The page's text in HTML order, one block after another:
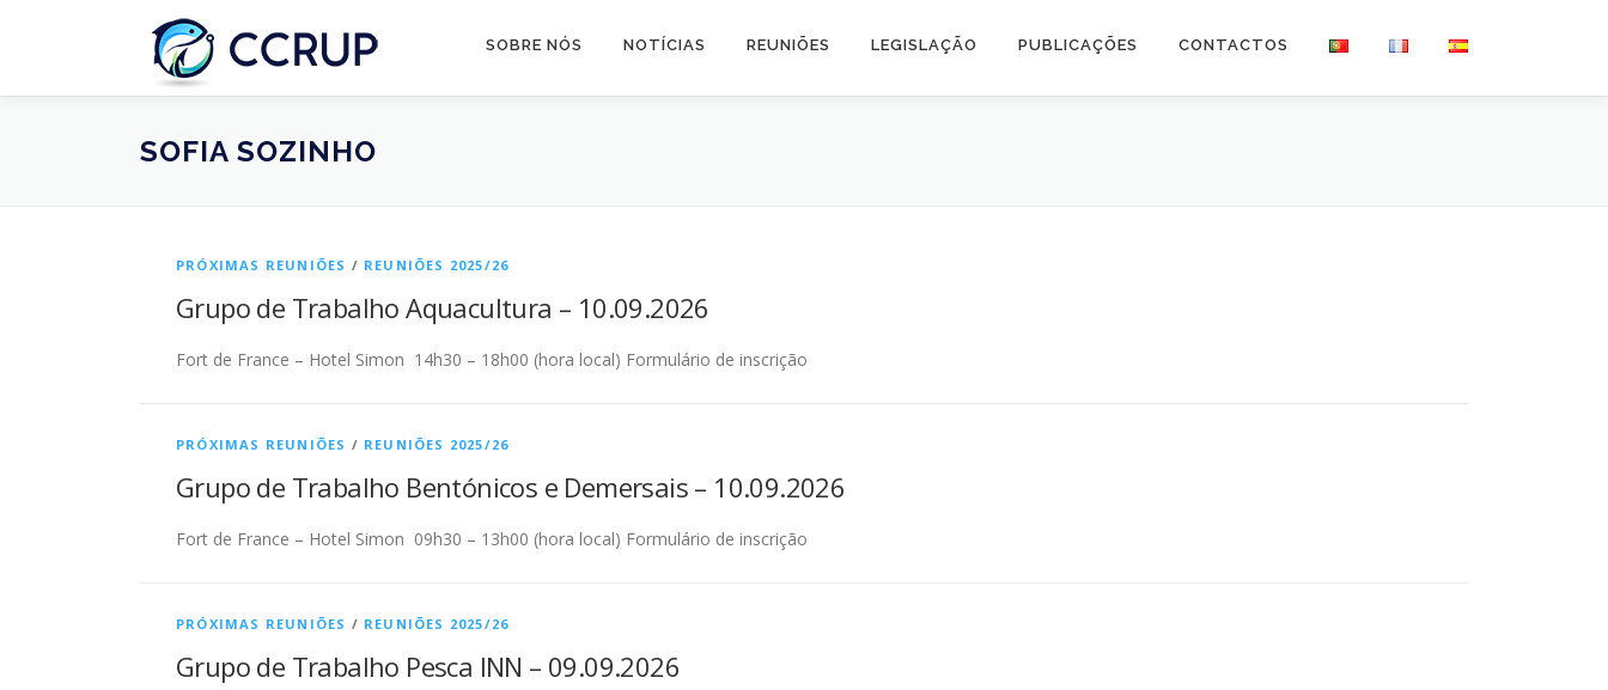
SOBRE NÓS NOTÍCIAS REUNIÕES LEGISLAÇÃO PUBLICAÇÕES CONTACTOS
SOFIA SOZINHO
PRÓXIMAS REUNIÕES / REUNIÕES 2025/26
Grupo de Trabalho Aquacultura – 10.09.2026
Fort de France – Hotel Simon 14h30 – 18h00 (hora local) Formulário de inscrição
PRÓXIMAS REUNIÕES / REUNIÕES 2025/26
Grupo de Trabalho Bentónicos e Demersais – 10.09.2026
Fort de France – Hotel Simon 09h30 – 13h00 (hora local) Formulário de inscrição
PRÓXIMAS REUNIÕES / REUNIÕES 2025/26
Grupo de Trabalho Pesca INN – 09.09.2026